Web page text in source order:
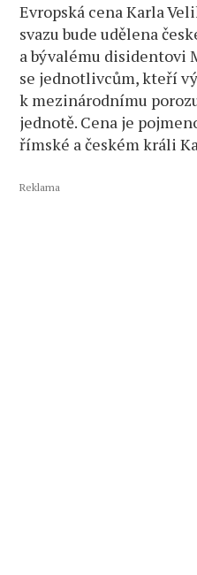
Evropská cena Karla
svazu bude udělena
a bývalému disidentovi
se jednotlivcům, kteří
k mezinárodnímu
jednotě. Cena je
římské a českém králi
Reklama